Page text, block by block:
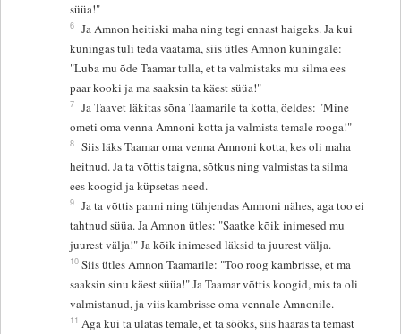
süüa!"
6 Ja Amnon heitiski maha ning tegi ennast haigeks. Ja kui
kuningas tuli teda vaatama, siis ütles Amnon kuningale:
"Luba mu õde Taamar tulla, et ta valmistaks mu silma ees
paar kooki ja ma saaksin ta käest süüa!"
7 Ja Taavet läkitas sõna Taamarile ta kotta, öeldes: "Mine
ometi oma venna Amnoni kotta ja valmista temale rooga!"
8 Siis läks Taamar oma venna Amnoni kotta, kes oli maha
heitnud. Ja ta võttis taigna, sõtkus ning valmistas ta silma
ees koogid ja küpsetas need.
9 Ja ta võttis panni ning tühjendas Amnoni nähes, aga too ei
tahtnud süüa. Ja Amnon ütles: "Saatke kõik inimesed mu
juurest välja!" Ja kõik inimesed läksid ta juurest välja.
10 Siis ütles Amnon Taamarile: "Too roog kambrisse, et ma
saaksin sinu käest süüa!" Ja Taamar võttis koogid, mis ta oli
valmistanud, ja viis kambrisse oma vennale Amnonile.
11 Aga kui ta ulatas temale, et ta sööks, siis haaras ta temast